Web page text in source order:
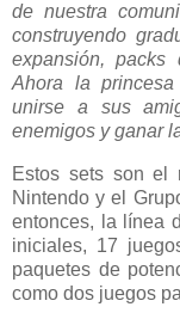
de nuestra
construyendo
expansión, packs
Ahora la
unirse a sus
enemigos y ganar
Estos sets son el
Nintendo y el
entonces, la línea
iniciales, 17
paquetes de
como dos juegos